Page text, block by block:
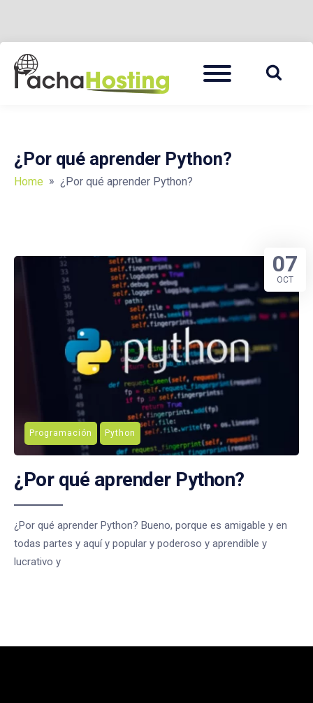
content
PACHA HOSTING BLOG
Menu
¿Por qué aprender Python?
Home » ¿Por qué aprender Python?
Programación Python
¿Por qué aprender Python?
¿Por qué aprender Python? Bueno, porque es amigable y en
todas partes y aquí y popular y poderoso y aprendible y
lucrativo y
07
OCT